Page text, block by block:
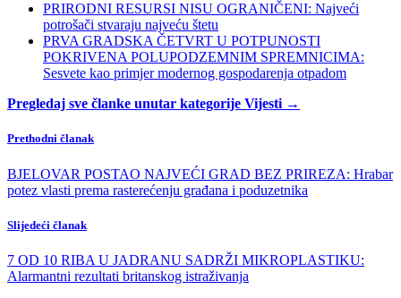
PRIRODNI RESURSI NISU OGRANIČENI: Najveći
potrošači stvaraju najveću štetu
PRVA GRADSKA ČETVRT U POTPUNOSTI
POKRIVENA POLUPODZEMNIM SPREMNICIMA:
Sesvete kao primjer modernog gospodarenja otpadom
Pregledaj sve članke unutar kategorije Vijesti →
Prethodni članak
BJELOVAR POSTAO NAJVEĆI GRAD BEZ PRIREZA: Hrabar
potez vlasti prema rasterećenju građana i poduzetnika
Slijedeći članak
7 OD 10 RIBA U JADRANU SADRŽI MIKROPLASTIKU:
Alarmantni rezultati britanskog istraživanja